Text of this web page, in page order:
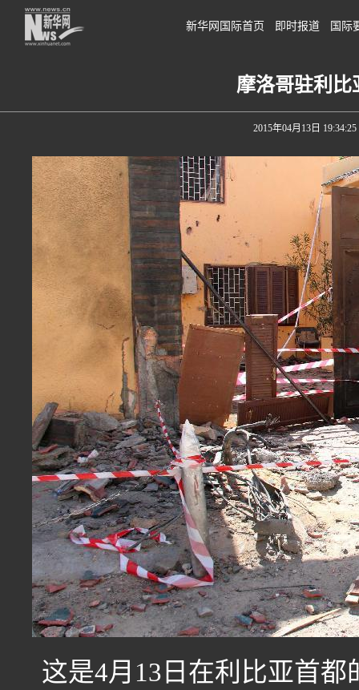
新华网国际首页 即时报道 国际
摩洛哥驻利比
2015年04月13日 19:34:25
这是4月13日在利比亚首都